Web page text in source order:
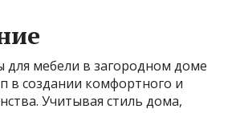
для мебели в загородном доме
в создании комфортного и
Учитывая стиль дома,